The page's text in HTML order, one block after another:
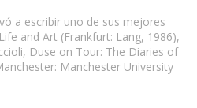
a escribir uno de sus mejores
and Art (Frankfurt: Lang, 1986),
Duse on Tour: The Diaries of
Manchester University